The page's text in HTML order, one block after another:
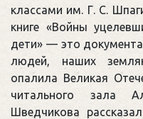
классами им. Г. С.
книге «Войны
дети» — это
людей, наших
опалила Великая
читального зала
Шведчикова